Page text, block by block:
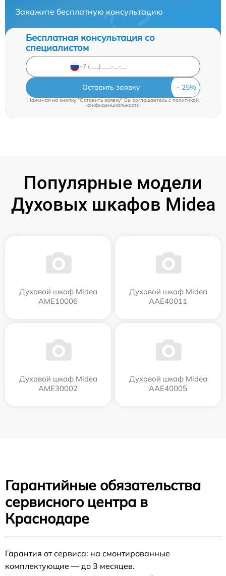
Закажите бесплатную консультацию
Бесплатная консультация со
специалистом
Оставить заявку
Нажимая на кнопку "Оставить заявку" Вы соглашаетесь cполитикой
конфиденциальности
Популярные модели
Духовых шкафов Midea
Духовой шкаф Midea
AME10006
Духовой шкаф Midea
AAE40011
Духовой шкаф Midea
AME30002
Духовой шкаф Midea
AAE40005
Гарантийные обязательства
сервисного центра в
Краснодаре
Гарантия от сервиса: на смонтированные
комплектующие — до 3 месяцев.